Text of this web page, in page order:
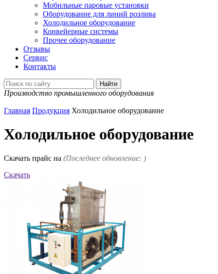
Мобильные паровые установки
Оборудование для линий розлива
Холодильное оборудование
Конвейерные системы
Прочее оборудование
Отзывы
Сервис
Контакты
Производство промышленного оборудования
Главная Продукция Холодильное оборудование
Холодильное оборудование
Скачать прайс на (Последнее обновление: )
Скачать